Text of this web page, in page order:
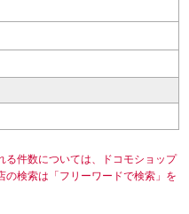
る件数については、ドコモショップ
検索は「フリーワードで検索」を